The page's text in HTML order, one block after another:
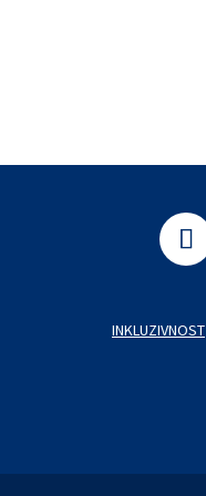
INKLUZIVNOST